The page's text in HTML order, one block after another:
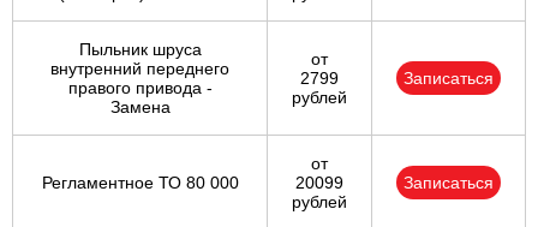
Пыльник шруса
внутренний переднего
правого привода -
Замена
от
2799
рублей
Записаться
Регламентное ТО 80 000
от
20099
рублей
Записаться